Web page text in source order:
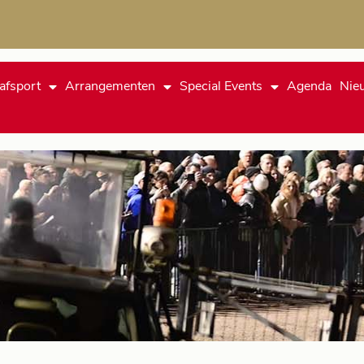
Arrangementen Special Events Agenda